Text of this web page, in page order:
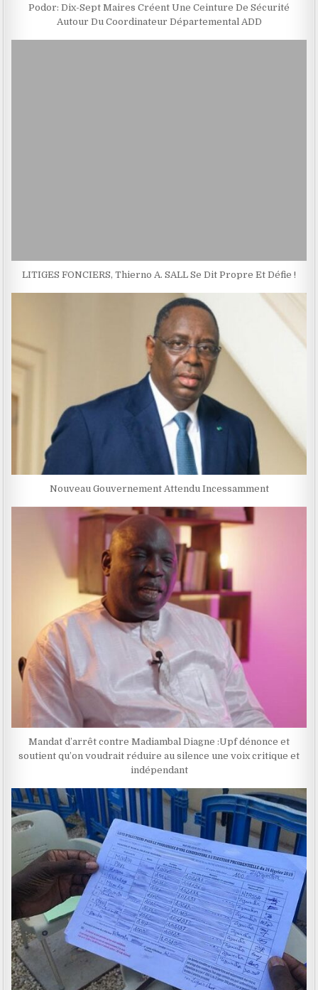
Podor: Dix-Sept Maires Créent Une Ceinture De Sécurité
Autour Du Coordinateur Départemental ADD
LITIGES FONCIERS, Thierno A. SALL Se Dit Propre Et Défie !
Nouveau Gouvernement Attendu Incessamment
Mandat d’arrêt contre Madiambal Diagne :Upf dénonce et
soutient qu’on voudrait réduire au silence une voix critique et
indépendant